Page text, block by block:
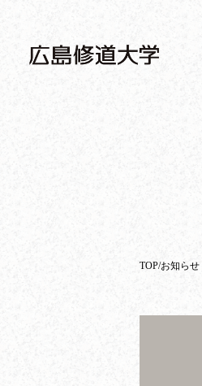
TOP お知らせ